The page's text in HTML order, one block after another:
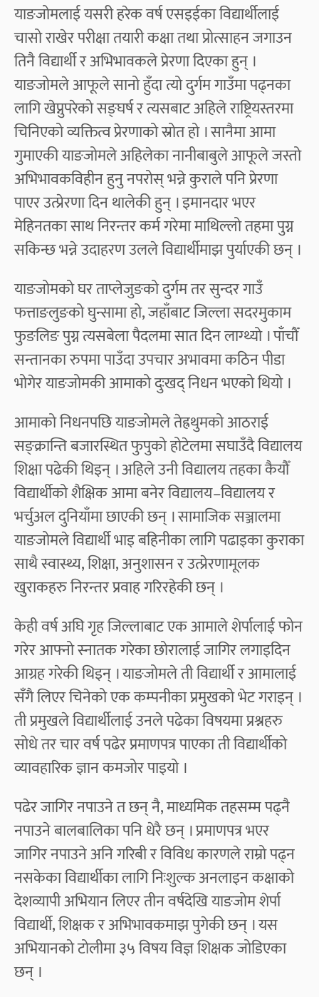
याङजोमलाई यसरी हरेक वर्ष एसइईका विद्यार्थीलाई
चासो राखेर परीक्षा तयारी कक्षा तथा प्रोत्साहन जगाउन
तिनै विद्यार्थी र अभिभावकले प्रेरणा दिएका हुन् ।
याङजोमले आफूले सानो हुँदा त्यो दुर्गम गाउँमा पढ्नका
लागि खेप्नुपरेको सङ्घर्ष र त्यसबाट अहिले राष्ट्रियस्तरमा
चिनिएको व्यक्तित्व प्रेरणाको स्रोत हो । सानैमा आमा
गुमाएकी याङजोमले अहिलेका नानीबाबुले आफूले जस्तो
अभिभावकविहीन हुनु नपरोस् भन्ने कुराले पनि प्रेरणा
पाएर उत्प्रेरणा दिन थालेकी हुन् । इमानदार भएर
मेहिनतका साथ निरन्तर कर्म गरेमा माथिल्लो तहमा पुग्न
सकिन्छ भन्ने उदाहरण उलले विद्यार्थीमाझ पुर्याएकी छन् ।
याङजोमको घर ताप्लेजुङको दुर्गम तर सुन्दर गाउँ
फत्ताङलुङको घुन्सामा हो, जहाँबाट जिल्ला सदरमुकाम
फुङलिङ पुग्न त्यसबेला पैदलमा सात दिन लाग्थ्यो । पाँचौँ
सन्तानका रुपमा पाउँदा उपचार अभावमा कठिन पीडा
भोगेर याङजोमकी आमाको दुःखद् निधन भएको थियो ।
आमाको निधनपछि याङजोमले तेह्रथुमको आठराई
सङ्क्रान्ति बजारस्थित फुपुको होटेलमा सघाउँदै विद्यालय
शिक्षा पढेकी थिइन् । अहिले उनी विद्यालय तहका कैयौँ
विद्यार्थीको शैक्षिक आमा बनेर विद्यालय–विद्यालय र
भर्चुअल दुनियाँमा छाएकी छन् । सामाजिक सञ्जालमा
याङजोमले विद्यार्थी भाइ बहिनीका लागि पढाइका कुराका
साथै स्वास्थ्य, शिक्षा, अनुशासन र उत्प्रेरणामूलक
खुराकहरु निरन्तर प्रवाह गरिरहेकी छन् ।
केही वर्ष अघि गृह जिल्लाबाट एक आमाले शेर्पालाई फोन
गरेर आफ्नो स्नातक गरेका छोरालाई जागिर लगाइदिन
आग्रह गरेकी थिइन् । याङजोमले ती विद्यार्थी र आमालाई
सँगै लिएर चिनेको एक कम्पनीका प्रमुखको भेट गराइन् ।
ती प्रमुखले विद्यार्थीलाई उनले पढेका विषयमा प्रश्नहरु
सोधे तर चार वर्ष पढेर प्रमाणपत्र पाएका ती विद्यार्थीको
व्यावहारिक ज्ञान कमजोर पाइयो ।
पढेर जागिर नपाउने त छन् नै, माध्यमिक तहसम्म पढ्नै
नपाउने बालबालिका पनि धेरै छन् । प्रमाणपत्र भएर
जागिर नपाउने अनि गरिबी र विविध कारणले राम्रो पढ्न
नसकेका विद्यार्थीका लागि निःशुल्क अनलाइन कक्षाको
देशव्यापी अभियान लिएर तीन वर्षदेखि याङजोम शेर्पा
विद्यार्थी, शिक्षक र अभिभावकमाझ पुगेकी छन् । यस
अभियानको टोलीमा ३५ विषय विज्ञ शिक्षक जोडिएका
छन् ।